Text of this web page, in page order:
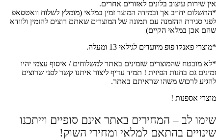
אין שירות עיצוב בלונים לאזורים אחרים.
*התשלום יחויב אך ובמידה המוצר זמין במלאי (מומלץ לשלוח וואטסאפ
לפני סגירת ההזמנה עם תמונה של המוצרים שאתם רוצים להזמין ולוודא
שהם אכן במלאי הקיים)
*מוצרי פאנקו פופ מיועדים לגילאי 13 ומעלה.
*לא מובטח שהמוצרים שזמינים באתר למשלוחים / איסוף עצמי יהיו
זמינים גם בחנות הפיזית ! תמיד עדיף ליצור איתנו קשר לפני שרוצים
להגיע לרכוש משהו שראיתם באתר.
מוצרי אספנות !
שימו לב – המחירים באתר אינם סופיים וייתכנו
שינויים בהתאם למלאי ומחירי השוק!